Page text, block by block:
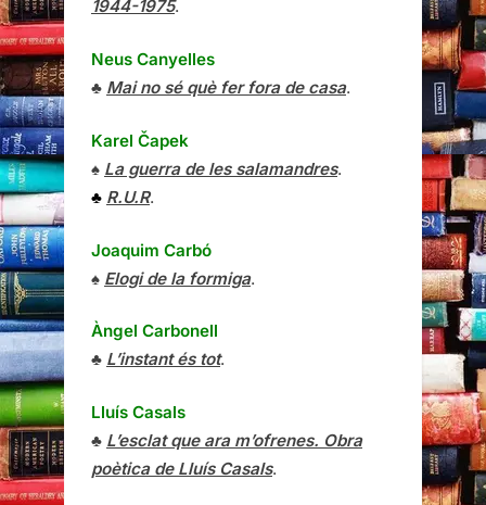
1944-1975.
Neus Canyelles
♣ Mai no sé què fer fora de casa.
Karel Čapek
♠ La guerra de les salamandres.
♣ R.U.R.
Joaquim Carbó
♠ Elogi de la formiga.
Àngel Carbonell
♣ L’instant és tot.
Lluís Casals
♣ L’esclat que ara m’ofrenes. Obra
poètica de Lluís Casals.